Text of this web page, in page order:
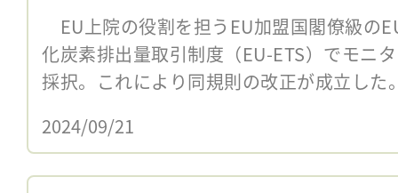
EU上院の役割を担うEU加盟国閣僚級の
化炭素排出量取引制度（EU-ETS）でモニ
採択。これにより同規則の改正が成立し
2024/09/21